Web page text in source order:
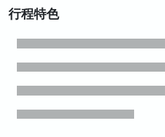
行程特色